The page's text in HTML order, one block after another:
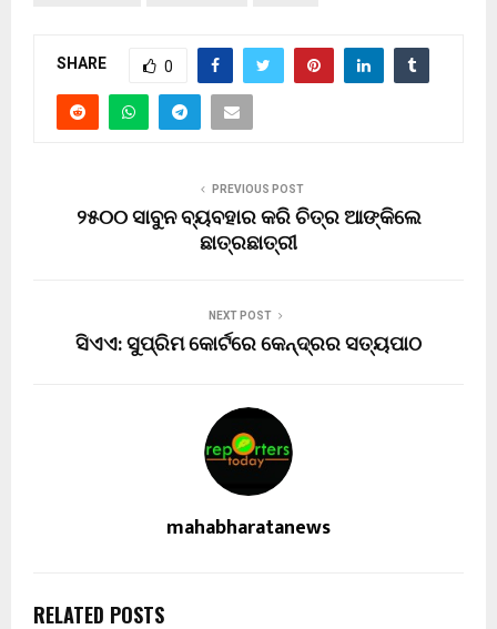
SHARE 0
PREVIOUS POST
୨୫୦୦ ସାବୁନ ବ୍ୟବହାର କରି ଚିତ୍ର ଆଙ୍କିଲେ
ଛାତ୍ରଛାତ୍ରୀ
NEXT POST
ସିଏଏ: ସୁପ୍ରିମ କୋର୍ଟରେ କେନ୍ଦ୍ରର ସତ୍ୟପାଠ
mahabharatanews
RELATED POSTS